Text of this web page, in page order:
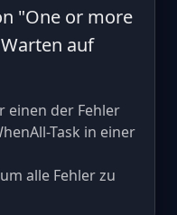
"One or more
auf
einen der Fehler
Task in einer
alle Fehler zu